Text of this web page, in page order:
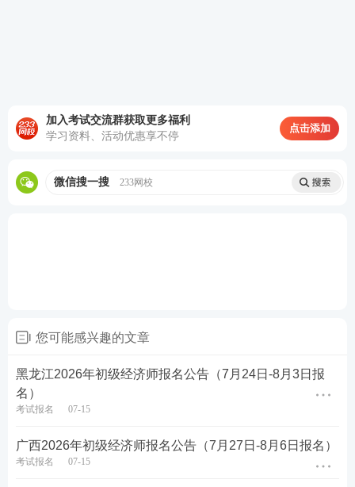
热点推荐：
2026年初级经济师考试在线题库练习
加入考试交流群获取更多福利
学习资料、活动优惠享不停
点击添加
微信搜一搜 233网校
您可能感兴趣的文章
黑龙江2026年初级经济师报名公告（7月24日-8月3日报
名）
考试报名 07-15
广西2026年初级经济师报名公告（7月27日-8月6日报名）
考试报名 07-15